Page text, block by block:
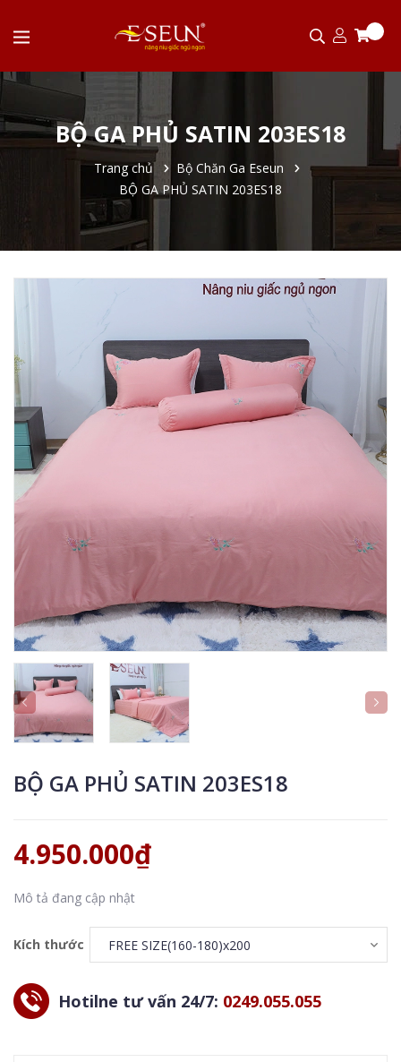
BỘ GA PHỦ SATIN 203ES18
Trang chủ
Bộ Chăn Ga Eseun
BỘ GA PHỦ SATIN 203ES18
BỘ GA PHỦ SATIN 203ES18
4.950.000₫
Mô tả đang cập nhật
Kích thước
Hotilne tư vấn 24/7: 0249.055.055